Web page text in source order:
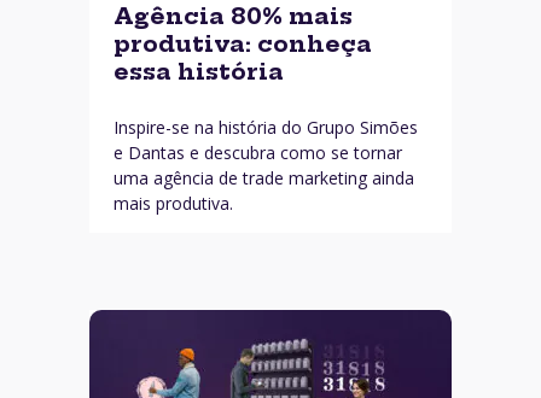
Agência 80% mais
produtiva: conheça
essa história
Inspire-se na história do Grupo Simões
e Dantas e descubra como se tornar
uma agência de trade marketing ainda
mais produtiva.